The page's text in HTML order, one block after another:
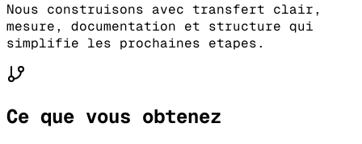
Nous construisons avec transfert clair,
mesure, documentation et structure qui
simplifie les prochaines etapes.
Ce que vous obtenez